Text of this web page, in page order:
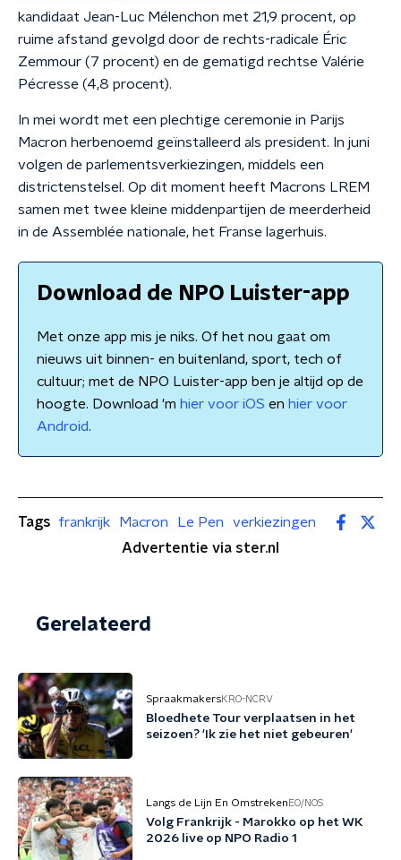
kandidaat Jean-Luc Mélenchon met 21,9 procent, op
ruime afstand gevolgd door de rechts-radicale Éric
Zemmour (7 procent) en de gematigd rechtse Valérie
Pécresse (4,8 procent).
In mei wordt met een plechtige ceremonie in Parijs
Macron herbenoemd geïnstalleerd als president. In juni
volgen de parlementsverkiezingen, middels een
districtenstelsel. Op dit moment heeft Macrons LREM
samen met twee kleine middenpartijen de meerderheid
in de Assemblée nationale, het Franse lagerhuis.
Download de NPO Luister-app
Met onze app mis je niks. Of het nou gaat om
nieuws uit binnen- en buitenland, sport, tech of
cultuur; met de NPO Luister-app ben je altijd op de
hoogte. Download 'm hier voor iOS en hier voor
Android.
Tags frankrijk Macron Le Pen
verkiezingen
Advertentie via ster.nl
Gerelateerd
SpraakmakersKRO-NCRV
Bloedhete Tour verplaatsen in het
seizoen? 'Ik zie het niet gebeuren'
Langs de Lijn En Omstreken EO/NOS
Volg Frankrijk - Marokko op het WK
2026 live op NPO Radio 1